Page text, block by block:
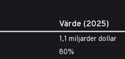
Värde (2025)
1,1 miljarder dollar
80%